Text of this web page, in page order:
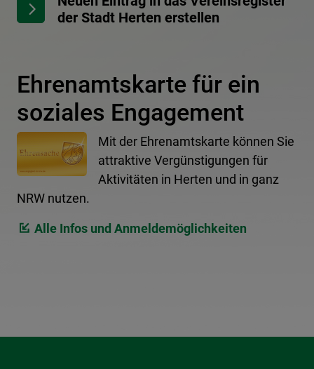
der Stadt Herten erstellen
Ehrenamtskarte für ein
soziales Engagement
Mit der Ehrenamtskarte können Sie
attraktive Vergünstigungen für
Aktivitäten in Herten und in ganz
NRW nutzen.
Alle Infos und Anmeldemöglichkeiten